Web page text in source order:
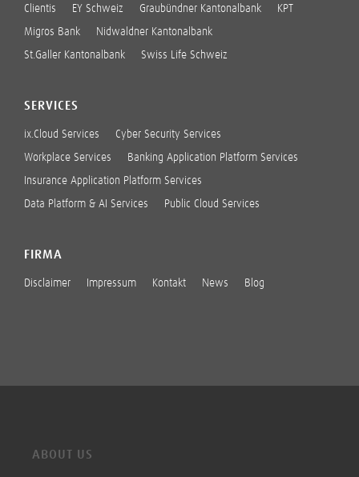
Clientis EY Schweiz Graubündner Kantonalbank KPT
Migros Bank Nidwaldner Kantonalbank
St.Galler Kantonalbank Swiss Life Schweiz
SERVICES
ix.Cloud Services Cyber Security Services
Workplace Services Banking Application Platform Services
Insurance Application Platform Services
Data Platform & AI Services Public Cloud Services
FIRMA
Disclaimer Impressum Kontakt News Blog
ABOUT US